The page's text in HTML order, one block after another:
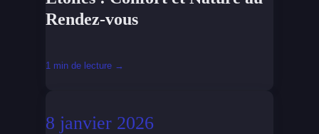
Rendez-vous
1 min de lecture →
8 janvier 2026